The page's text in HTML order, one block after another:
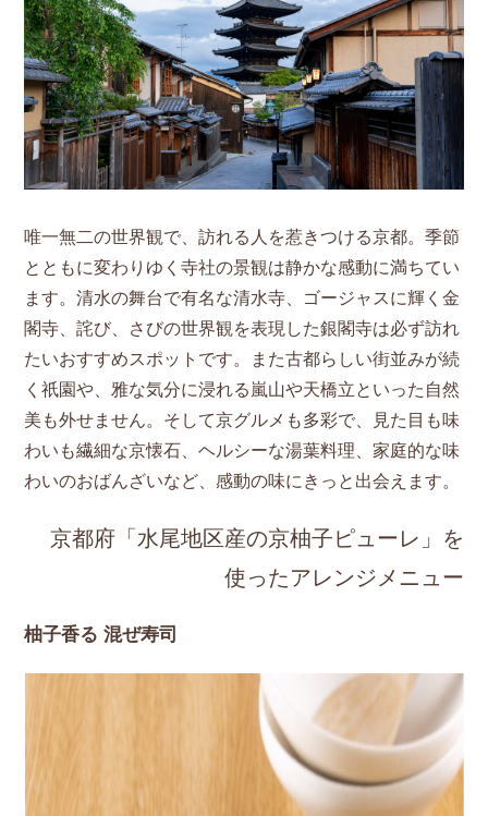
唯一無二の世界観で、訪れる人を惹きつける京都。季節
とともに変わりゆく寺社の景観は静かな感動に満ちてい
ます。清水の舞台で有名な清水寺、ゴージャスに輝く金
閣寺、詫び、さびの世界観を表現した銀閣寺は必ず訪れ
たいおすすめスポットです。また古都らしい街並みが続
く祇園や、雅な気分に浸れる嵐山や天橋立といった自然
美も外せません。そして京グルメも多彩で、見た目も味
わいも繊細な京懐石、ヘルシーな湯葉料理、家庭的な味
わいのおばんざいなど、感動の味にきっと出会えます。
京都府「水尾地区産の京柚子ピューレ」を
使ったアレンジメニュー
柚子香る 混ぜ寿司